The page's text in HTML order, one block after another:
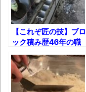
体験談：仕
グループ会社
葉月つば
かなりお姉さ
壊れたエア
【これぞ匠の技】ブロ
ック積み歴46年の職
人技